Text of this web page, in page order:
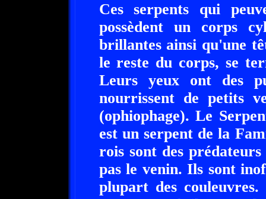
Ces serpents qui
possèdent un corps
brillantes ainsi qu'une
le reste du corps, se
Leurs yeux ont des
nourrissent de petits
(ophiophage). Le
est un serpent de la
rois sont des
pas le venin. Ils sont
plupart des